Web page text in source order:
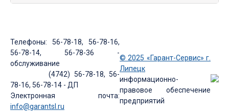
Телефоны: 56-78-18, 56-78-16,
56-78-14, 56-78-36 -
обслуживание
(4742) 56-78-18, 56-
78-16, 56-78-14 - ДП
Электронная почта:
info@garantsl.ru
© 2025 «Гарант-Сервис» г.
Липецк
информационно-
правовое обеспечение
предприятий